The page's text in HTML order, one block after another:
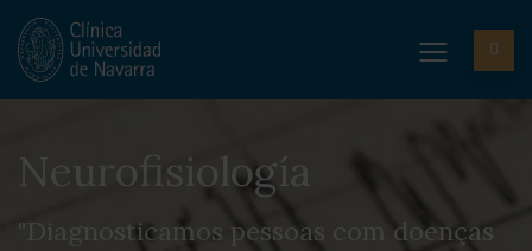
Neurofisiología
"Diagnosticamos pessoas com doenças